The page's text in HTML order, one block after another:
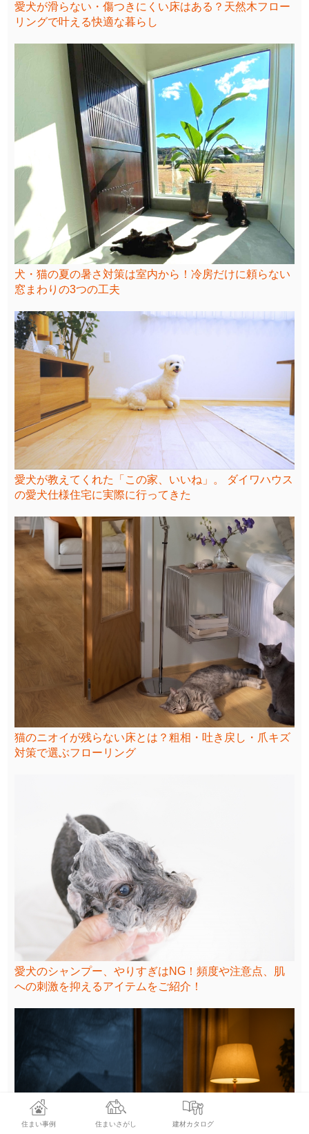
愛犬が滑らない・傷つきにくい床はある？天然木フロー
リングで叶える快適な暮らし
犬・猫の夏の暑さ対策は室内から！冷房だけに頼らない
窓まわりの3つの工夫
愛犬が教えてくれた「この家、いいね」。 ダイワハウス
の愛犬仕様住宅に実際に行ってきた
猫のニオイが残らない床とは？粗相・吐き戻し・爪キズ
対策で選ぶフローリング
愛犬のシャンプー、やりすぎはNG！頻度や注意点、肌
への刺激を抑えるアイテムをご紹介！
住まい事例 住まいさがし 建材カタログ